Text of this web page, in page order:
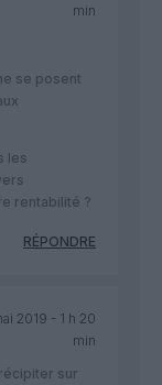
min
se posent
les
rentabilité ?
RÉPONDRE
2019 - 1 h 20
min
sur